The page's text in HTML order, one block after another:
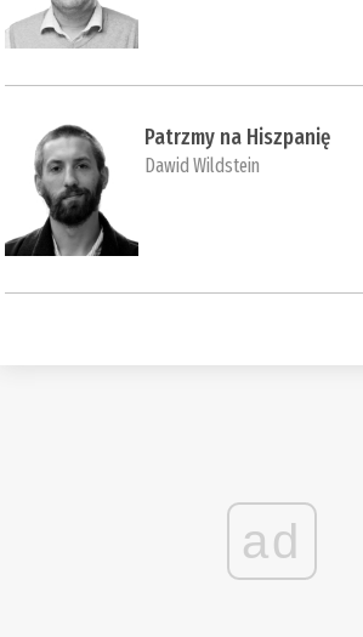
Patrzmy na Hiszpanię
Dawid Wildstein
ad